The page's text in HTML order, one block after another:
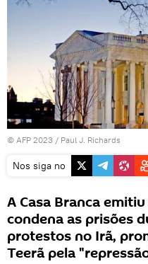
© AFP 2023 / Paul J. Richards
Nos siga no
A Casa Branca
condena as prisões
protestos no Irã,
Teerã pela